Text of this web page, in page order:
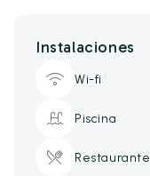
Instalaciones
Wi-fi
Piscina
Restaurante